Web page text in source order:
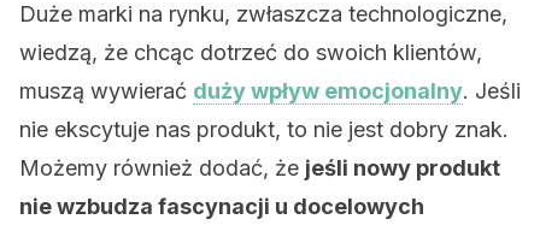
Duże marki na rynku, zwłaszcza technologiczne,
wiedzą, że chcąc dotrzeć do swoich klientów,
muszą wywierać duży wpływ emocjonalny. Jeśli
nie ekscytuje nas produkt, to nie jest dobry znak.
Możemy również dodać, że jeśli nowy produkt
nie wzbudza fascynacji u docelowych